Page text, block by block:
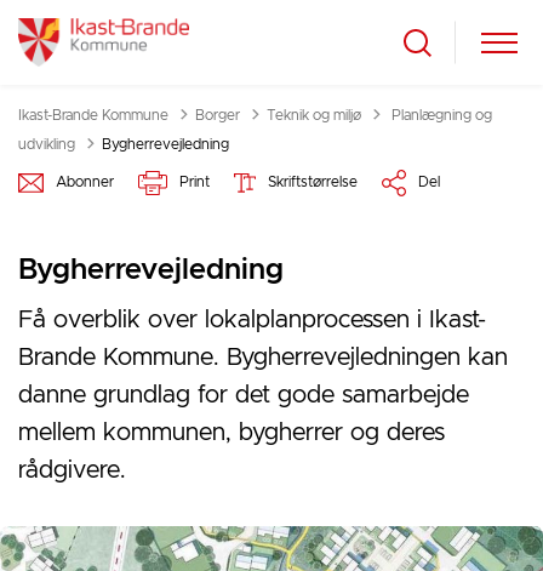
Ikast-Brande Kommune Borger Teknik og miljø
Tilbage til
Planlægning og
udvikling
Bygherrevejledning
Abonner Print Skriftstørrelse Del
Bygherrevejledning
Få overblik over lokalplanprocessen i Ikast-
Brande Kommune. Bygherrevejledningen kan
danne grundlag for det gode samarbejde
mellem kommunen, bygherrer og deres
rådgivere.